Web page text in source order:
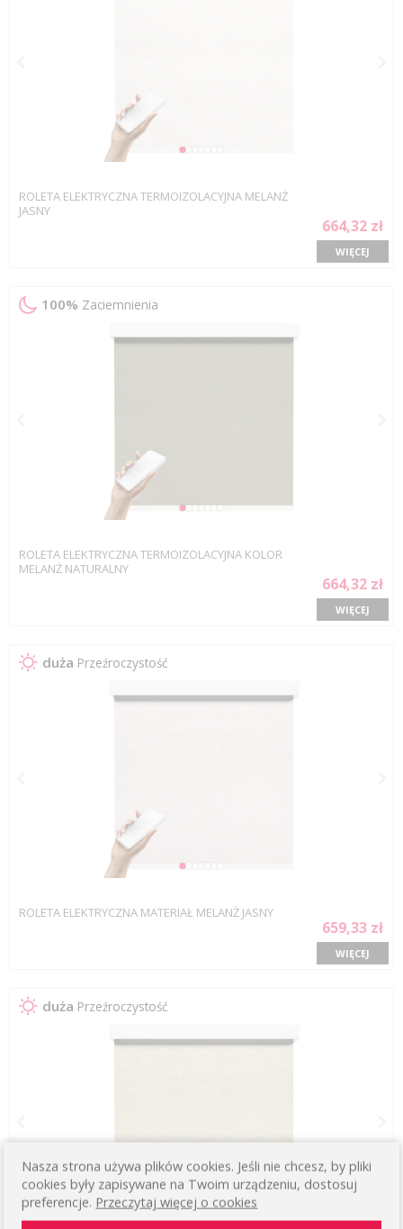
ROLETA ELEKTRYCZNA TERMOIZOLACYJNA MELANŻ
JASNY
664,32 zł
WIĘCEJ
100% Zaciemnienia
ROLETA ELEKTRYCZNA TERMOIZOLACYJNA KOLOR
MELANŻ NATURALNY
664,32 zł
WIĘCEJ
duża Przeźroczystość
ROLETA ELEKTRYCZNA MATERIAŁ MELANŻ JASNY
659,33 zł
WIĘCEJ
duża Przeźroczystość
Nasza strona używa plików cookies. Jeśli nie chcesz, by pliki
cookies były zapisywane na Twoim urządzeniu, dostosuj
preferencje. Przeczytaj więcej o cookies